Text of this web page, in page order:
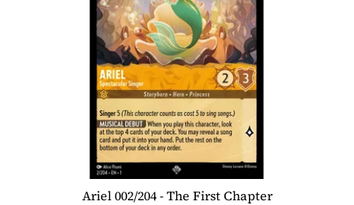
Ariel 002/204 - The First Chapter